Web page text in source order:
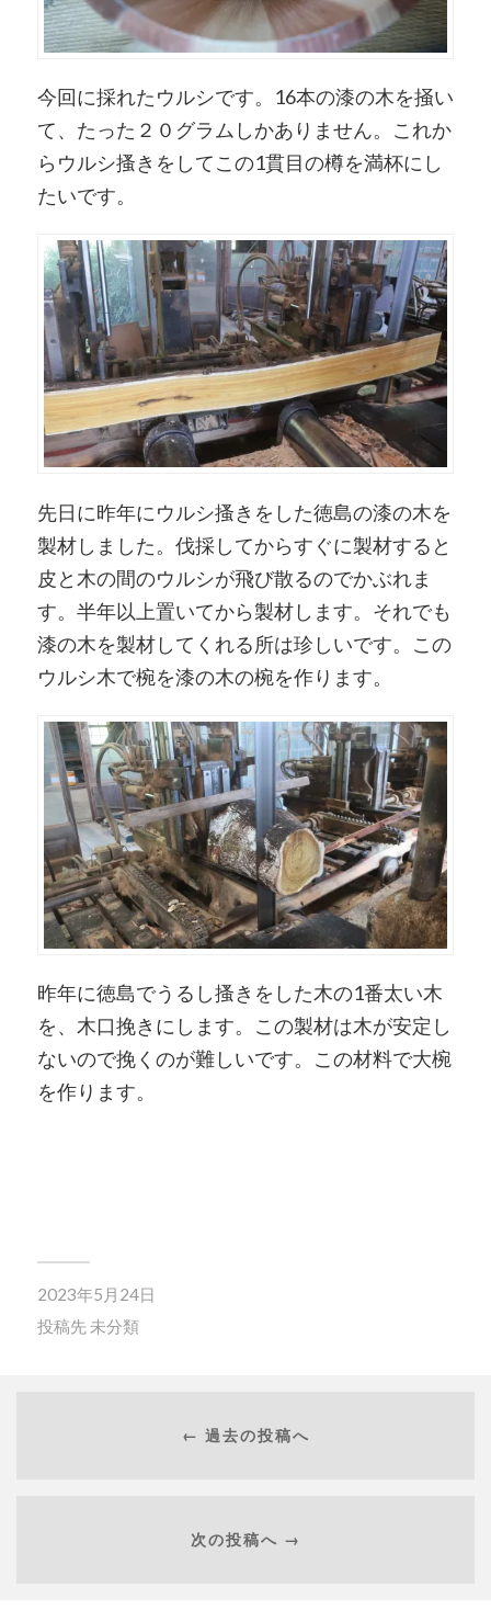
今回に採れたウルシです。16本の漆の木を掻い
て、たった２０グラムしかありません。これか
らウルシ搔きをしてこの1貫目の樽を満杯にし
たいです。
先日に昨年にウルシ搔きをした徳島の漆の木を
製材しました。伐採してからすぐに製材すると
皮と木の間のウルシが飛び散るのでかぶれま
す。半年以上置いてから製材します。それでも
漆の木を製材してくれる所は珍しいです。この
ウルシ木で椀を漆の木の椀を作ります。
昨年に徳島でうるし搔きをした木の1番太い木
を、木口挽きにします。この製材は木が安定し
ないので挽くのが難しいです。この材料で大椀
を作ります。
2023年5月24日
投稿先 未分類
← 過去の投稿へ
次の投稿へ →